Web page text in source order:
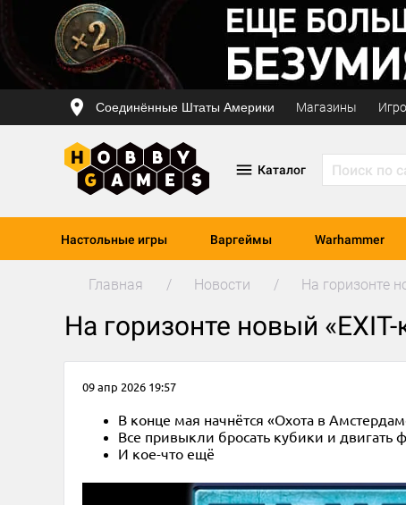
Соединённые Штаты Америки Магазины
Каталог
Настольные игры Варгеймы Warhammer
Главная Новости На горизонте
На горизонте новый
09 апр 2026 19:57
В конце мая начнётся «Охота в
Все привыкли бросать кубики и двигать
И кое-что ещё